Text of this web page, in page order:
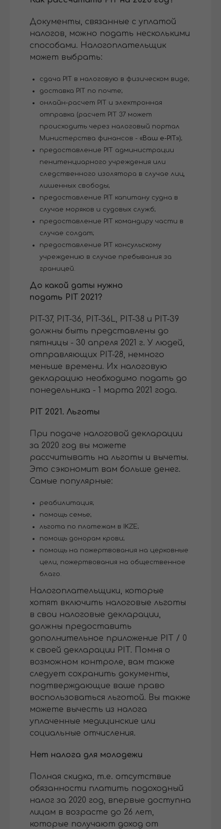
Документы, связанные с уплатой
налогов, можно подать несколькими
способами. Налогоплательщик
может выбрать:
сдача PIT в налоговую в физическом виде;
доставка PIT по почте;
онлайн-расчет PIT и электронная
отправка (расчет PIT 37 может
происходить через налоговый портал
Министерства финансов - «Ваш e-PIT»);
предоставление PIT администрации
пенитенциарного учреждения или
следственного изолятора в случае лиц,
лишенных свободы;
предоставление PIT капитану судна в
случае моряков и судовых служб;
предоставление PIT командиру части в
случае солдат;
предоставление PIT консульскому
учреждению в случае пребывания за
границей.
До какой даты нужно
подать PIT 2021?
PIT-37, PIT-36, PIT-36L, PIT-38 и PIT-39
должны быть представлены до
пятницы - 30 апреля 2021 г. У людей,
отправляющих PIT-28, немного
меньше времени. Их налоговую
декларацию необходимо подать до
понедельника - 1 марта 2021 года.
PIT 2021. Льготы
При подаче налоговой декларации
за 2020 год вы можете
рассчитывать на льготы и вычеты.
Это сэкономит вам больше денег.
Самые популярные:
реабилитация;
помощь семье;
льгота по платежам в IKZE;
помощь донорам крови;
помощь на пожертвования на церковные
цели, пожертвования на общественное
благо.
Налогоплательщики, которые
хотят включить налоговые льготы
в свои налоговые декларации,
должны предоставить
дополнительное приложение PIT / 0
к своей декларации PIT. Помня о
возможном контроле, вам также
следует сохранить документы,
подтверждающие ваше право
воспользоваться льготой. Вы также
можете вычесть из налога
уплаченные медицинские или
социальные отчисления.
Нет налога для молодежи
Полная скидка, т.е. отсутствие
обязанности платить подоходный
налог за 2020 год, впервые доступна
лицам в возрасте до 26 лет,
которые получают доход от